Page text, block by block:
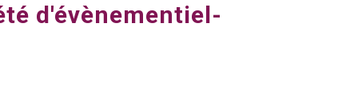
d'évènementiel-